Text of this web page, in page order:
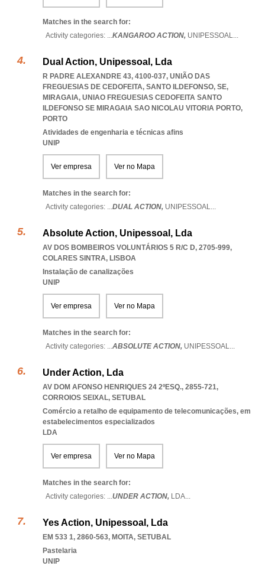
Matches in the search for:
Activity categories: ...KANGAROO ACTION, UNIPESSOAL...
Dual Action, Unipessoal, Lda
R PADRE ALEXANDRE 43, 4100-037, UNIÃO DAS
FREGUESIAS DE CEDOFEITA, SANTO ILDEFONSO, SE,
MIRAGAIA, UNIAO FREGUESIAS CEDOFEITA SANTO
ILDEFONSO SE MIRAGAIA SAO NICOLAU VITORIA PORTO,
PORTO
Atividades de engenharia e técnicas afins
UNIP
Ver empresa Ver no Mapa
Matches in the search for:
Activity categories: ...DUAL ACTION, UNIPESSOAL...
Absolute Action, Unipessoal, Lda
AV DOS BOMBEIROS VOLUNTÁRIOS 5 R/C D, 2705-999,
COLARES SINTRA, LISBOA
Instalação de canalizações
UNIP
Ver empresa Ver no Mapa
Matches in the search for:
Activity categories: ...ABSOLUTE ACTION, UNIPESSOAL...
Under Action, Lda
AV DOM AFONSO HENRIQUES 24 2ºESQ., 2855-721,
CORROIOS SEIXAL, SETUBAL
Comércio a retalho de equipamento de telecomunicações, em
estabelecimentos especializados
LDA
Ver empresa Ver no Mapa
Matches in the search for:
Activity categories: ...UNDER ACTION, LDA...
Yes Action, Unipessoal, Lda
EM 533 1, 2860-563, MOITA, SETUBAL
Pastelaria
UNIP